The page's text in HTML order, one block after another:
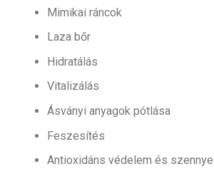
Mimikai ráncok
Laza bőr
Hidratálás
Vitalizálás
Ásványi anyagok pótlása
Feszesítés
Antioxidáns védelem és